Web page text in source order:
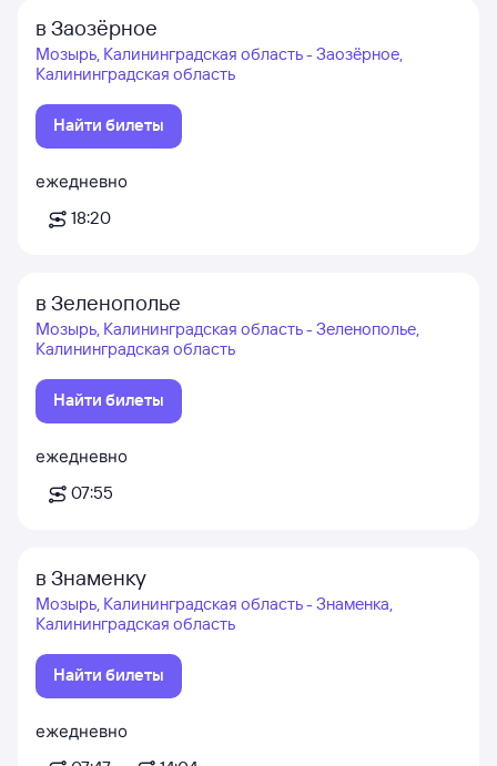
в Заозёрное
Мозырь, Калининградская область - Заозёрное,
Калининградская область
Найти билеты
ежедневно
18:20
в Зеленополье
Мозырь, Калининградская область - Зеленополье,
Калининградская область
Найти билеты
ежедневно
07:55
в Знаменку
Мозырь, Калининградская область - Знаменка,
Калининградская область
Найти билеты
ежедневно